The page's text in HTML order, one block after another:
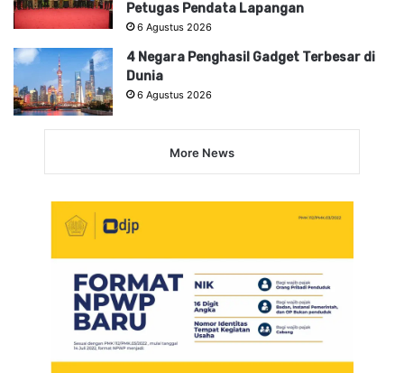
Petugas Pendata Lapangan
6 Agustus 2026
4 Negara Penghasil Gadget Terbesar di
Dunia
6 Agustus 2026
More News